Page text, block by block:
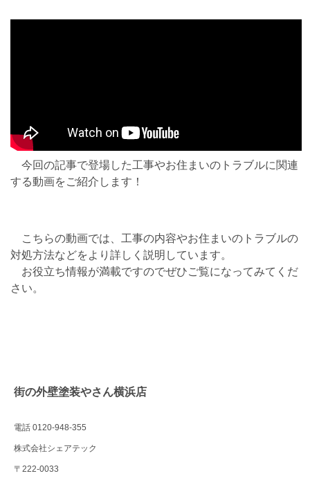
今回の記事で登場した工事やお住まいのトラブルに関連
する動画をご紹介します！
こちらの動画では、工事の内容やお住まいのトラブルの
対処方法などをより詳しく説明しています。
お役立ち情報が満載ですのでぜひご覧になってみてくだ
さい。
街の外壁塗装やさん横浜店
電話 0120-948-355
株式会社シェアテック
〒222-0033